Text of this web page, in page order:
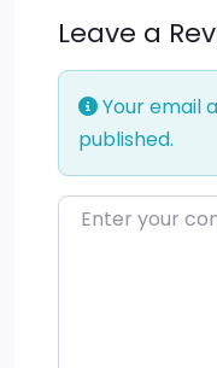
Leave a
Your email
published.
Enter your